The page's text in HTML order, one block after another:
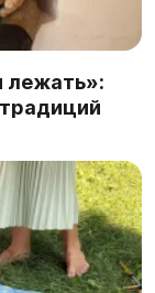
лежать»: